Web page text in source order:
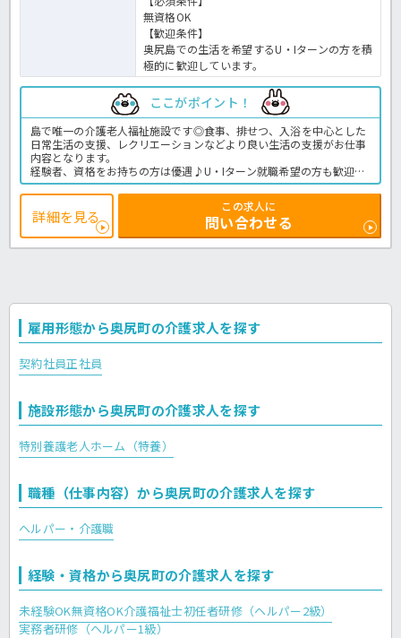
無資格OK
【歓迎条件】
奥尻島での生活を希望するU・Iターンの方を積
極的に歓迎しています。
ここがポイント！
島で唯一の介護老人福祉施設です◎食事、排せつ、入浴を中心とした
日常生活の支援、レクリエーションなどより良い生活の支援がお仕事
内容となります。
経験者、資格をお持ちの方は優遇♪U・Iターン就職希望の方も歓迎し
ております！！3歳児より町内幼稚園入園可能、幼稚園にて預かり保
育18時まで利用できます（有料）ので、子育て世代の方も働きやすい
環境です☆
特別養護老人ホームでの介護業務全般です。
＜介護職 臨時職員 特別養護老人ホームの求人＞
詳細を見る
この求人に
問い合わせる
雇用形態から奥尻町の介護求人を探す
契約社員正社員
施設形態から奥尻町の介護求人を探す
特別養護老人ホーム（特養）
職種（仕事内容）から奥尻町の介護求人を探す
ヘルパー・介護職
経験・資格から奥尻町の介護求人を探す
未経験OK無資格OK介護福祉士初任者研修（ヘルパー2級）
実務者研修（ヘルパー1級）